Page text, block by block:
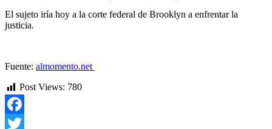
El sujeto iría hoy a la corte federal de Brooklyn a enfrentar la
justicia.
Fuente: almomento.net
Post Views: 780
Facebook